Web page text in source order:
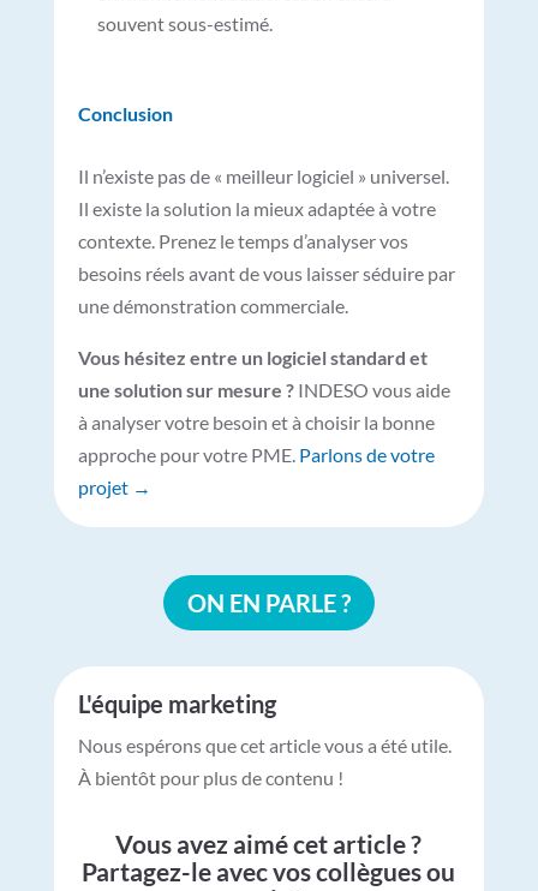
souvent sous-estimé.
Conclusion
Il n’existe pas de « meilleur logiciel » universel.
Il existe la solution la mieux adaptée à votre
contexte. Prenez le temps d’analyser vos
besoins réels avant de vous laisser séduire par
une démonstration commerciale.
Vous hésitez entre un logiciel standard et
une solution sur mesure ?INDESO vous aide
à analyser votre besoin et à choisir la bonne
approche pour votre PME. Parlons de votre
projet →
ON EN PARLE ?
L'équipe marketing
Nous espérons que cet article vous a été utile.
À bientôt pour plus de contenu !
Vous avez aimé cet article ?
Partagez-le avec vos collègues ou